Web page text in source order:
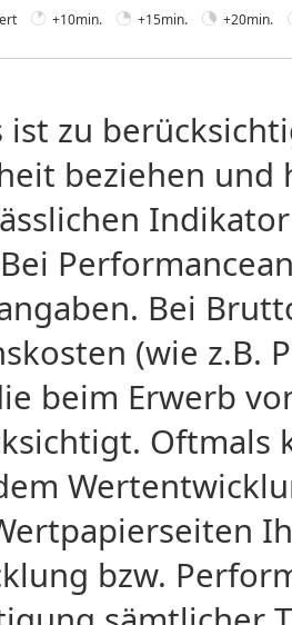
+10min. +15min. +20min.
ist zu
beziehen
Bei
(wie z.B.
beim Erwerb
Oftmals
bzw.